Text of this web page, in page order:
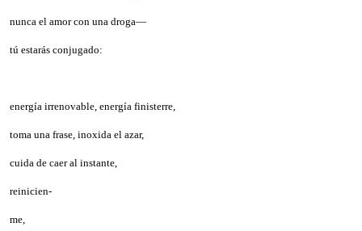
nunca el amor con una droga—
tú estarás conjugado:
energía irrenovable, energía finisterre,
toma una frase, inoxida el azar,
cuida de caer al instante,
reinicien-
me,